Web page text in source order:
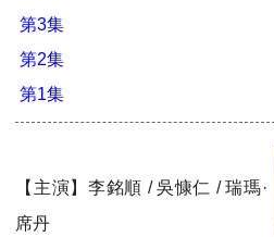
第3集
第2集
第1集
【主演】李銘順 / 吳慷仁 / 瑞瑪·
席丹